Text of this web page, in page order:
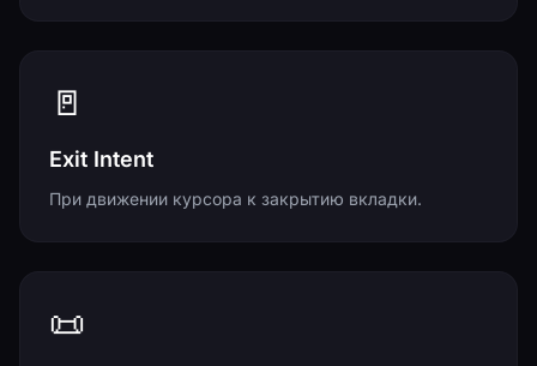
🚪
Exit Intent
При движении курсора к закрытию вкладки.
📜